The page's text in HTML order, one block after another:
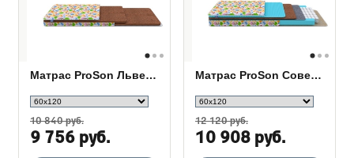
Матрас ProSon Львенок
10 840 руб.
9 756 руб.
Матрас ProSon Совенок
12 120 руб.
10 908 руб.